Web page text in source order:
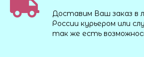
Доставим Ваш заказ в
России курьером или
так же есть